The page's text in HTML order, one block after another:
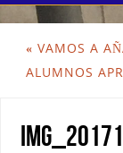
« VAMOS A
ALUMNOS